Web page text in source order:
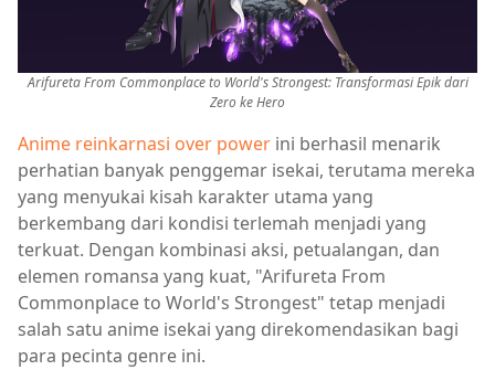
Arifureta From Commonplace to World's Strongest: Transformasi Epik dari
Zero ke Hero
Anime reinkarnasi over power ini berhasil menarik
perhatian banyak penggemar isekai, terutama mereka
yang menyukai kisah karakter utama yang
berkembang dari kondisi terlemah menjadi yang
terkuat. Dengan kombinasi aksi, petualangan, dan
elemen romansa yang kuat, "Arifureta From
Commonplace to World's Strongest" tetap menjadi
salah satu anime isekai yang direkomendasikan bagi
para pecinta genre ini.